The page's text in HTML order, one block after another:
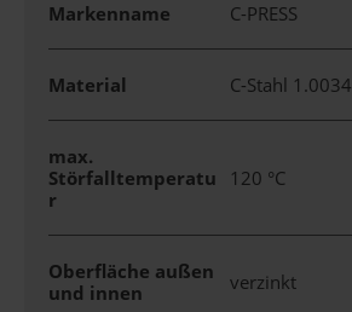
Markenname C-PRESS
Material C-Stahl 1.0034
max.
Störfalltemperatu
r
120 °C
Oberfläche außen
und innen
verzinkt